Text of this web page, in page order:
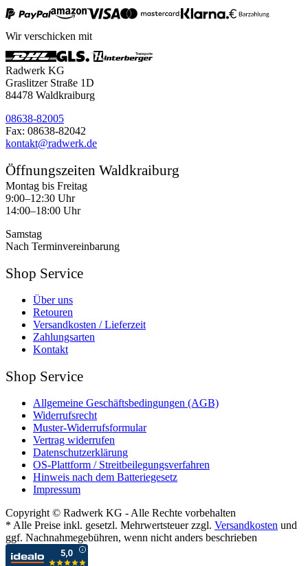
Wir verschicken mit
Radwerk KG
Graslitzer Straße 1D
84478 Waldkraiburg
08638-82005
Fax: 08638-82042
kontakt@radwerk.de
Öffnungszeiten Waldkraiburg
Montag bis Freitag
9:00–12:30 Uhr
14:00–18:00 Uhr
Samstag
Nach Terminvereinbarung
Shop Service
Über uns
Retouren
Versandkosten / Lieferzeit
Zahlungsarten
Kontakt
Shop Service
Allgemeine Geschäftsbedingungen (AGB)
Widerrufsrecht
Muster-Widerrufsformular
Vertrag widerrufen
Datenschutzerklärung
OS-Plattform / Streitbeilegungsverfahren
Hinweis nach dem Batteriegesetz
Impressum
Copyright © Radwerk KG - Alle Rechte vorbehalten
* Alle Preise inkl. gesetzl. Mehrwertsteuer zzgl. Versandkosten und
ggf. Nachnahmegebühren, wenn nicht anders beschrieben